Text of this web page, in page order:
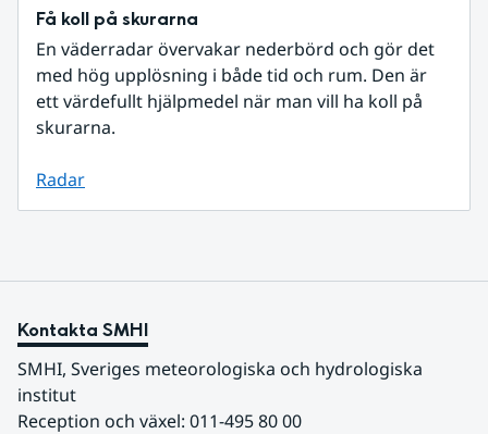
Få koll på skurarna
En väderradar övervakar nederbörd och gör det
med hög upplösning i både tid och rum. Den är
ett värdefullt hjälpmedel när man vill ha koll på
skurarna.
Radar
Kontakta SMHI
SMHI, Sveriges meteorologiska och hydrologiska
institut
Reception och växel: 011-495 80 00